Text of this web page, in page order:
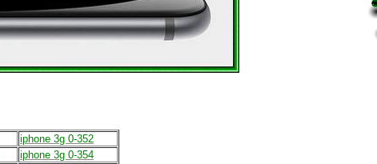
iphone 3g 0-352
iphone 3g 0-354